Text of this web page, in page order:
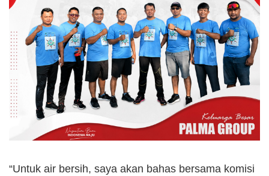
“Untuk air bersih, saya akan bahas bersama komisi